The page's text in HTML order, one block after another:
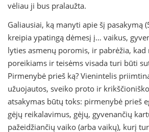
vėliau ji bus pralaužta.
Galiausiai, ką manyti apie šį pasakymą
kreipia ypatingą dėmesį į… vaikus,
lyties asmenų poromis, ir pabrėžia, kad
poreikiams ir teisėms visada turi būti
Pirmenybė prieš ką? Vienintelis
užuojautos, sveiko proto ir
atsakymas būtų toks: pirmenybė prieš
gėjų reikalavimus, gėjų, gyvenančių
pažeidžiančių vaiko (arba vaikų), kurį